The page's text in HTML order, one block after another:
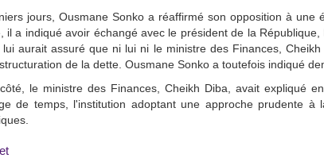
jours, Ousmane Sonko a réaffirmé son opposition à
il a indiqué avoir échangé avec le président de la
aurait assuré que ni lui ni le ministre des Finances,
de la dette. Ousmane Sonko a toutefois indiqué
le ministre des Finances, Cheikh Diba, avait expliqué
de temps, l'institution adoptant une approche prudente